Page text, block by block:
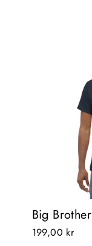
Big Brother
199,00 kr